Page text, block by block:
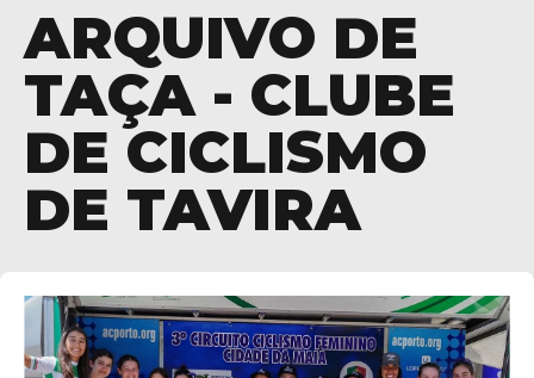
ARQUIVO DE
TAÇA - CLUBE
DE CICLISMO
DE TAVIRA